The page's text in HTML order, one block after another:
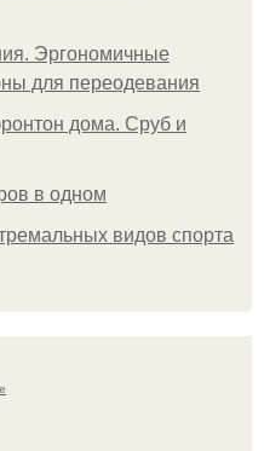
Эргономичные
для переодевания
дома. Сруб и
в одном
видов спорта